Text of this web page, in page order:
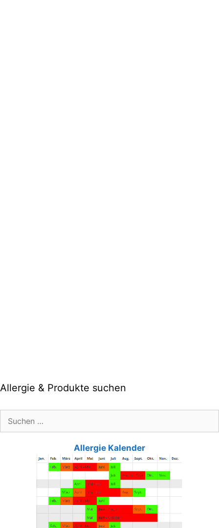
Allergie & Produkte suchen
Allergie Kalender